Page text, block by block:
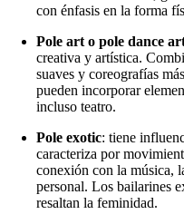
con énfasis en la forma
Pole art o pole dance
creativa y artística.
suaves y coreografías
pueden incorporar
incluso teatro.
Pole exotic: tiene
caracteriza por
conexión con la música,
personal. Los bailarines
resaltan la feminidad.